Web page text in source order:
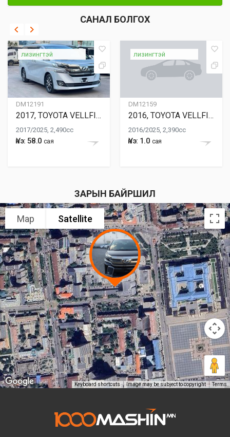
САНАЛ БОЛГОХ
DM12191
лизингтэй
2017, TOYOTA VELLFIRE
2017/2025, 2,490cc
Үнэ: 58.0 сая
DM12159
лизингтэй
2016, TOYOTA VELLFIRE
2016/2025, 2,390cc
Үнэ: 1.0 сая
ЗАРЫН БАЙРШИЛ
Map Satellite
Keyboard shortcuts Image may be subject to copyright Terms